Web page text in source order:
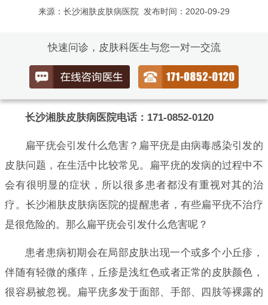
来源：长沙湘肤皮肤病医院 发布时间：2020-09-29
快速问诊，皮肤科医生与您一对一交流
长沙湘肤皮肤病医院电话：171-0852-0120
扁平疣会引发什么危害？扁平疣是由病毒感染引发的
皮肤问题，在生活中比较常见。扁平疣的发病的过程中不
会有很明显的症状，所以很多患者都没有重视对其的治
疗。长沙湘肤皮肤病医院的提醒患者，有些扁平疣不治疗
是很危险的。那么扁平疣会引发什么危害呢？
患者患病初期会在局部皮肤出现一个或多个小丘疹，
伴随有轻微的瘙痒，丘疹是浅红色或者正常的皮肤颜色，
很容易被忽视。扁平疣多发于面部、手部、四肢等裸露的